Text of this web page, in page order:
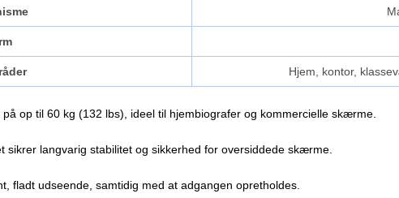
Hjem, kontor,
op til 60 kg (132 lbs), ideel til hjembiografer og kommercielle skærme.
langvarig stabilitet og sikkerhed for oversiddede skærme.
fladt udseende, samtidig med at adgangen opretholdes.